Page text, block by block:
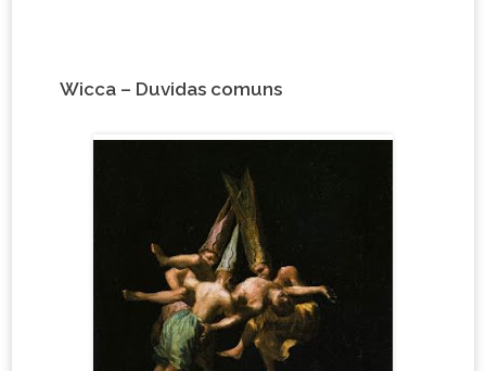
Wicca – Duvidas comuns